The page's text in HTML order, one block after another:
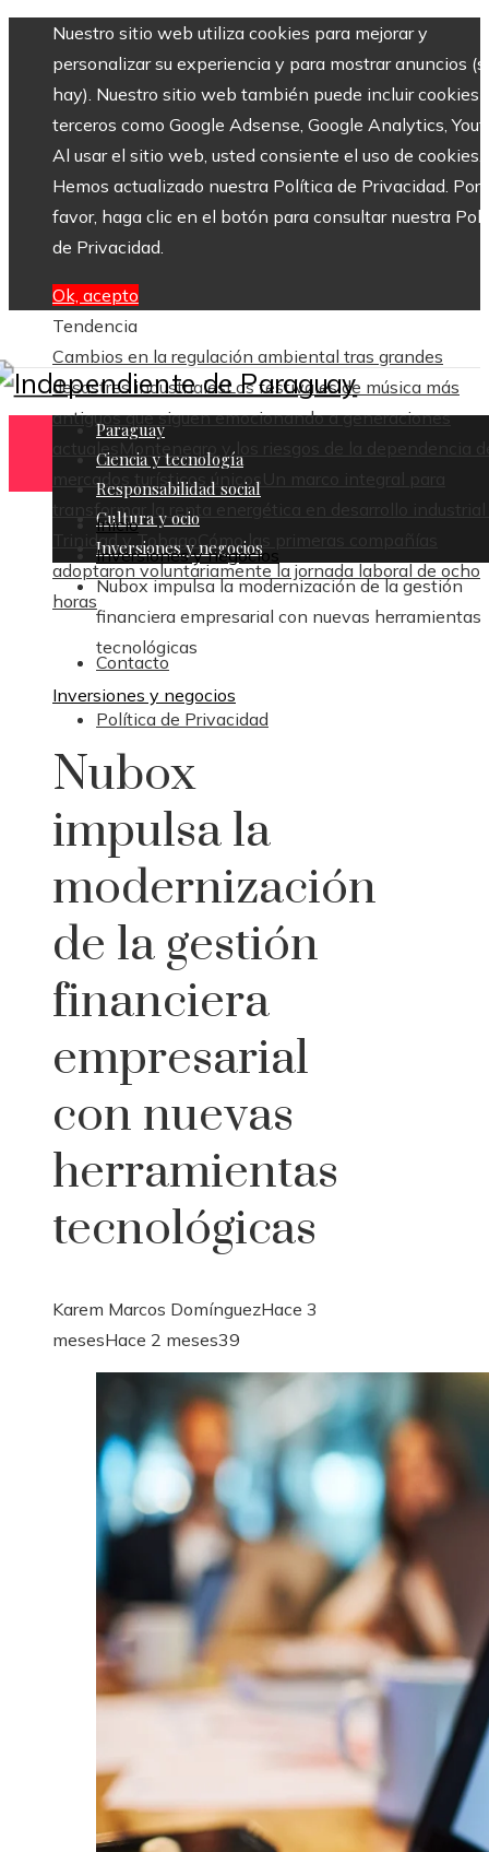
Nuestro sitio web utiliza cookies para mejorar y
personalizar su experiencia y para mostrar anuncios
hay). Nuestro sitio web también puede incluir cookies
terceros como Google Adsense, Google Analytics,
Al usar el sitio web, usted consiente el uso de cookies.
Hemos actualizado nuestra Política de Privacidad. Por
favor, haga clic en el botón para consultar nuestra
de Privacidad.
Ok, acepto
Tendencia
Cambios en la regulación ambiental tras grandes
desastres industrialesLos festivales de música más
antiguos que siguen emocionando a generaciones
actuales
Montenegro y los riesgos de la dependencia
mercados turísticos únicos Un marco integral para
transformar la renta energética en desarrollo
Trinidad y Tobago Cómo las primeras compañías
adoptaron voluntariamente la jornada laboral de ocho
horas
Contacto
Política de Privacidad
Paraguay
Ciencia y tecnología
Responsabilidad social
Cultura y ocio
Inversiones y negocios
Inicio
Inversiones y negocios
Nubox impulsa la modernización de la gestión
financiera empresarial con nuevas herramientas
tecnológicas
Inversiones y negocios
Nubox
impulsa la
modernización
de la gestión
financiera
empresarial
con nuevas
herramientas
tecnológicas
Karem Marcos DomínguezHace 3
mesesHace 2 meses39